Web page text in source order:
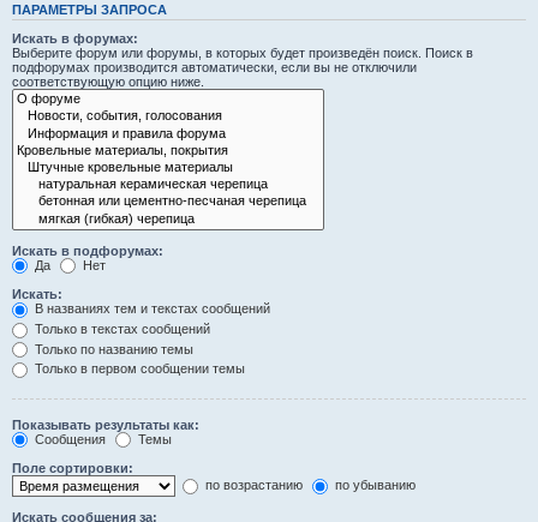
ПАРАМЕТРЫ ЗАПРОСА
Искать в форумах:
Выберите форум или форумы, в которых будет произведён поиск. Поиск в
подфорумах производится автоматически, если вы не отключили
соответствующую опцию ниже.
Искать в подфорумах:
Да
Нет
Искать:
В названиях тем и текстах сообщений
Только в текстах сообщений
Только по названию темы
Только в первом сообщении темы
Показывать результаты как:
Сообщения
Темы
Поле сортировки:
по возрастанию
по убыванию
Искать сообщения за: